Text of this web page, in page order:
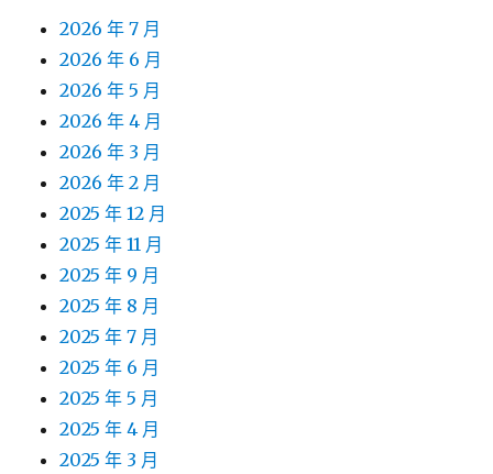
2026 年 7 月
2026 年 6 月
2026 年 5 月
2026 年 4 月
2026 年 3 月
2026 年 2 月
2025 年 12 月
2025 年 11 月
2025 年 9 月
2025 年 8 月
2025 年 7 月
2025 年 6 月
2025 年 5 月
2025 年 4 月
2025 年 3 月